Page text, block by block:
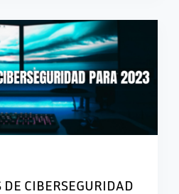
CIBERSEGURIDAD